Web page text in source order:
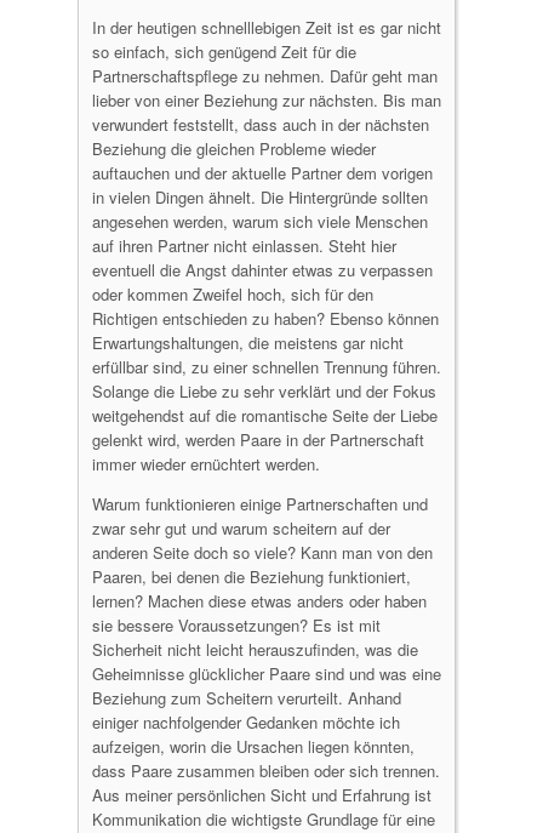
In der heutigen schnelllebigen Zeit ist es gar nicht
so einfach, sich genügend Zeit für die
Partnerschaftspflege zu nehmen. Dafür geht man
lieber von einer Beziehung zur nächsten. Bis man
verwundert feststellt, dass auch in der nächsten
Beziehung die gleichen Probleme wieder
auftauchen und der aktuelle Partner dem vorigen
in vielen Dingen ähnelt. Die Hintergründe sollten
angesehen werden, warum sich viele Menschen
auf ihren Partner nicht einlassen. Steht hier
eventuell die Angst dahinter etwas zu verpassen
oder kommen Zweifel hoch, sich für den
Richtigen entschieden zu haben? Ebenso können
Erwartungshaltungen, die meistens gar nicht
erfüllbar sind, zu einer schnellen Trennung führen.
Solange die Liebe zu sehr verklärt und der Fokus
weitgehendst auf die romantische Seite der Liebe
gelenkt wird, werden Paare in der Partnerschaft
immer wieder ernüchtert werden.
Warum funktionieren einige Partnerschaften und
zwar sehr gut und warum scheitern auf der
anderen Seite doch so viele? Kann man von den
Paaren, bei denen die Beziehung funktioniert,
lernen? Machen diese etwas anders oder haben
sie bessere Voraussetzungen? Es ist mit
Sicherheit nicht leicht herauszufinden, was die
Geheimnisse glücklicher Paare sind und was eine
Beziehung zum Scheitern verurteilt. Anhand
einiger nachfolgender Gedanken möchte ich
aufzeigen, worin die Ursachen liegen könnten,
dass Paare zusammen bleiben oder sich trennen.
Aus meiner persönlichen Sicht und Erfahrung ist
Kommunikation die wichtigste Grundlage für eine